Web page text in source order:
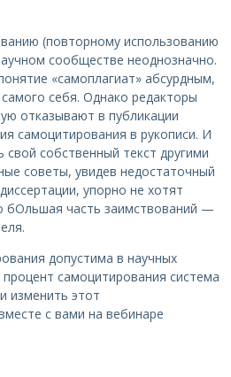
(повторному использованию
сообществе неоднозначно.
«самоплагиат» абсурдным,
себя. Однако редакторы
отказывают в публикации
самоцитирования в рукописи. И
собственный текст другими
советы, увидев недостаточный
упорно не хотят
бОльшая часть заимствований —
допустима в научных
самоцитирования система
изменить этот
с вами на вебинаре